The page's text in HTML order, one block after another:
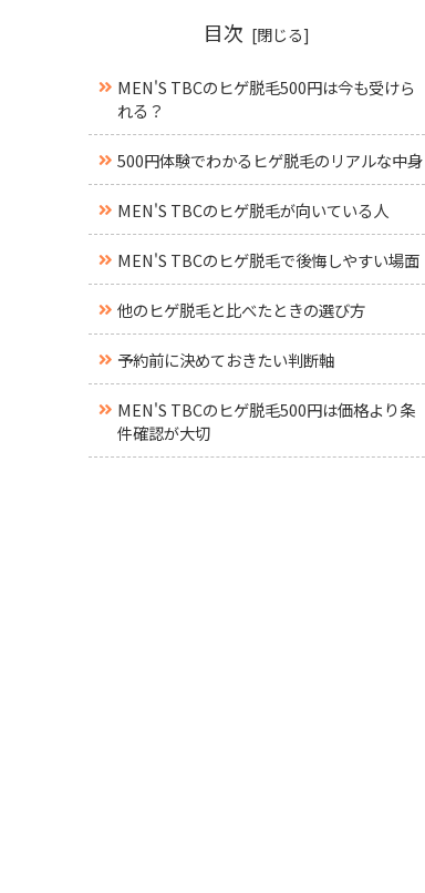
目次
MEN'S TBCのヒゲ脱毛500円は今も受けら
れる？
500円体験でわかるヒゲ脱毛のリアルな中身
MEN'S TBCのヒゲ脱毛が向いている人
MEN'S TBCのヒゲ脱毛で後悔しやすい場面
他のヒゲ脱毛と比べたときの選び方
予約前に決めておきたい判断軸
MEN'S TBCのヒゲ脱毛500円は価格より条
件確認が大切